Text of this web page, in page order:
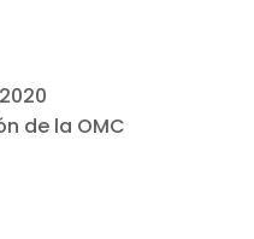
de la OMC